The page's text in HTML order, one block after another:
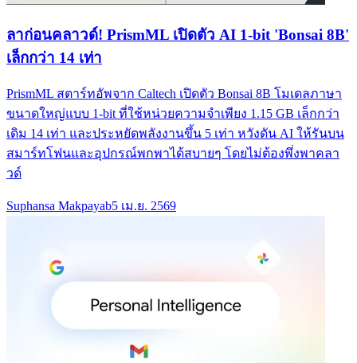
ลาก่อนคลาวด์! PrismML เปิดตัว AI 1-bit 'Bonsai 8B'
เล็กกว่า 14 เท่า
PrismML สตาร์ทอัพจาก Caltech เปิดตัว Bonsai 8B โมเดลภาษา
ขนาดใหญ่แบบ 1-bit ที่ใช้หน่วยความจำเพียง 1.15 GB เล็กกว่า
เดิม 14 เท่า และประหยัดพลังงานขึ้น 5 เท่า หวังดัน AI ให้รันบน
สมาร์ทโฟนและอุปกรณ์พกพาได้สบายๆ โดยไม่ต้องพึ่งพาคลา
วด์
Suphansa Makpayab5 เม.ย. 2569